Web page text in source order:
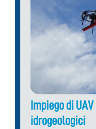
Impiego di
idrogeologici